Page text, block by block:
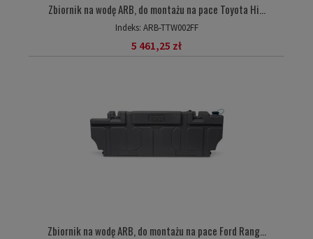
Zbiornik na wodę ARB, do montażu na pace Toyota Hi...
Indeks: ARB-TTW002FF
5 461,25 zł
Zbiornik na wodę ARB, do montażu na pace Ford Rang...